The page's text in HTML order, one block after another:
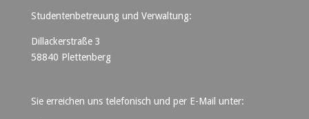
Studentenbetreuung und Verwaltung:
Dillackerstraße 3
58840 Plettenberg
Sie erreichen uns telefonisch und per E-Mail unter: